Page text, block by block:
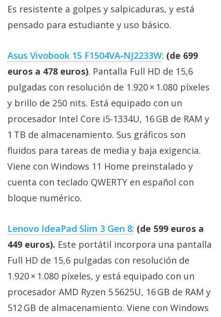
Es resistente a golpes y salpicaduras, y está
pensado para estudiante y uso básico.
Asus Vivobook 15 F1504VA‑NJ2233W: (de 699
euros a 478 euros). Pantalla Full HD de 15,6
pulgadas con resolución de 1.920 × 1.080 píxeles
y brillo de 250 nits. Está equipado con un
procesador Intel Core i5‑1334U, 16 GB de RAM y
1 TB de almacenamiento. Sus gráficos son
fluidos para tareas de media y baja exigencia.
Viene con Windows 11 Home preinstalado y
cuenta con teclado QWERTY en español con
bloque numérico.
Lenovo IdeaPad Slim 3 Gen 8: (de 599 euros a
449 euros). Este portátil incorpora una pantalla
Full HD de 15,6 pulgadas con resolución de
1.920 × 1.080 píxeles, y está equipado con un
procesador AMD Ryzen 5 5625U, 16 GB de RAM y
512 GB de almacenamiento. Viene con Windows